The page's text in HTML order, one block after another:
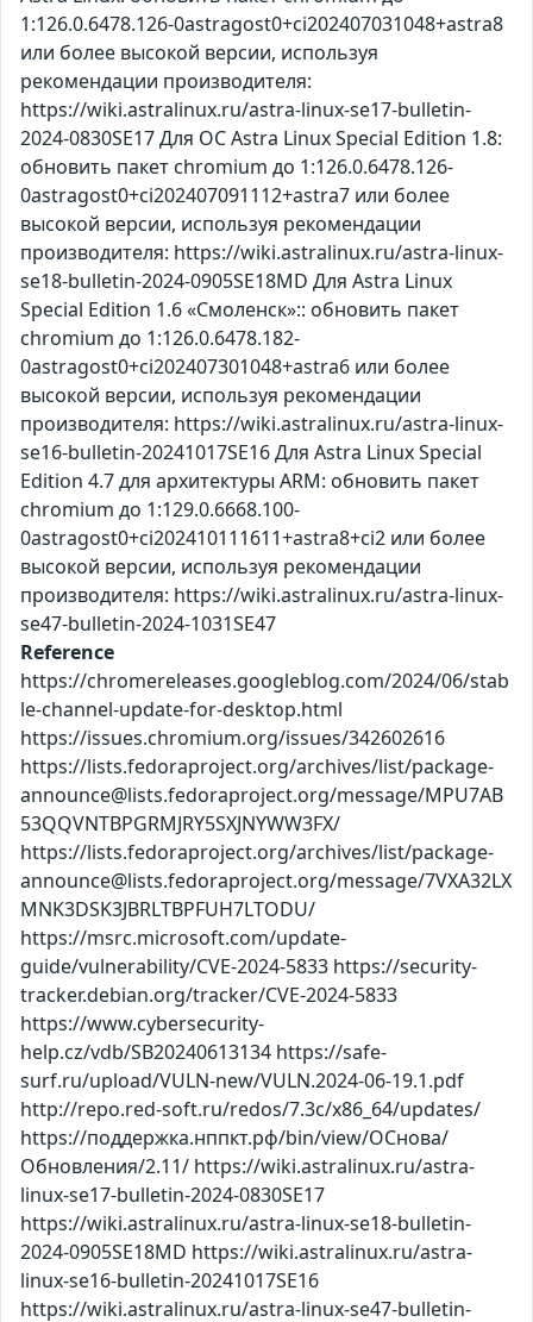
1:126.0.6478.126-0astragost0+ci202407031048+astra8
или более высокой версии, используя
рекомендации производителя:
https://wiki.astralinux.ru/astra-linux-se17-bulletin-
2024-0830SE17 Для ОС Astra Linux Special Edition 1.8:
обновить пакет chromium до 1:126.0.6478.126-
0astragost0+ci202407091112+astra7 или более
высокой версии, используя рекомендации
производителя: https://wiki.astralinux.ru/astra-linux-
se18-bulletin-2024-0905SE18MD Для Astra Linux
Special Edition 1.6 «Смоленск»:: обновить пакет
chromium до 1:126.0.6478.182-
0astragost0+ci202407301048+astra6 или более
высокой версии, используя рекомендации
производителя: https://wiki.astralinux.ru/astra-linux-
se16-bulletin-20241017SE16 Для Astra Linux Special
Edition 4.7 для архитектуры ARM: обновить пакет
chromium до 1:129.0.6668.100-
0astragost0+ci202410111611+astra8+ci2 или более
высокой версии, используя рекомендации
производителя: https://wiki.astralinux.ru/astra-linux-
se47-bulletin-2024-1031SE47
Reference
https://chromereleases.googleblog.com/2024/06/stab
le-channel-update-for-desktop.html
https://issues.chromium.org/issues/342602616
https://lists.fedoraproject.org/archives/list/package-
announce@lists.fedoraproject.org/message/MPU7AB
53QQVNTBPGRMJRY5SXJNYWW3FX/
https://lists.fedoraproject.org/archives/list/package-
announce@lists.fedoraproject.org/message/7VXA32LX
MNK3DSK3JBRLTBPFUH7LTODU/
https://msrc.microsoft.com/update-
guide/vulnerability/CVE-2024-5833 https://security-
tracker.debian.org/tracker/CVE-2024-5833
https://www.cybersecurity-
help.cz/vdb/SB20240613134 https://safe-
surf.ru/upload/VULN-new/VULN.2024-06-19.1.pdf
http://repo.red-soft.ru/redos/7.3c/x86_64/updates/
https://поддержка.нппкт.рф/bin/view/ОСнова/
Обновления/2.11/ https://wiki.astralinux.ru/astra-
linux-se17-bulletin-2024-0830SE17
https://wiki.astralinux.ru/astra-linux-se18-bulletin-
2024-0905SE18MD https://wiki.astralinux.ru/astra-
linux-se16-bulletin-20241017SE16
https://wiki.astralinux.ru/astra-linux-se47-bulletin-